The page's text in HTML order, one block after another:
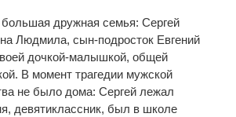
дружная семья: Сергей
Людмила, сын-подросток Евгений
дочкой-малышкой, общей
В момент трагедии мужской
не было дома: Сергей лежал
девятиклассник, был в школе